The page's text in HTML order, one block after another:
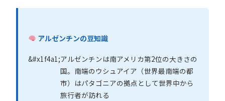
アルゼンチンの豆知識
アルゼンチンは南アメリカ第2位の大きさの
国。南端のウシュアイア（世界最南端の都
市）はパタゴニアの拠点として世界中から
旅行者が訪れる